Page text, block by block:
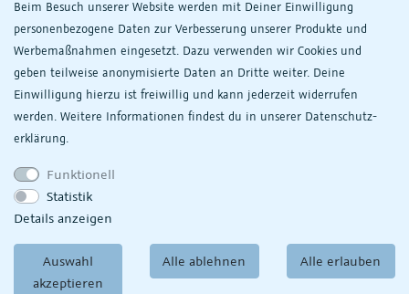
Beim Besuch unserer Website werden mit Deiner Einwilligung
personenbezogene Daten zur Verbesserung unserer Produkte und
Werbemaßnahmen eingesetzt. Dazu verwenden wir Cookies und
geben teilweise anonymisierte Daten an Dritte weiter. Deine
Einwilligung hierzu ist freiwillig und kann jederzeit widerrufen
werden. Weitere Informationen findest du in unserer Daten­schutz­
erklärung.
Funktionell
Statistik
Details anzeigen
Auswahl
akzeptieren
Alle ablehnen Alle erlauben
Managed Services
Partner-Netzwerk
Webinare
Knowledge
plentyDevelopers
Product Information Hub
Unternehmen
© Copyright 2026 PlentyONE GmbH